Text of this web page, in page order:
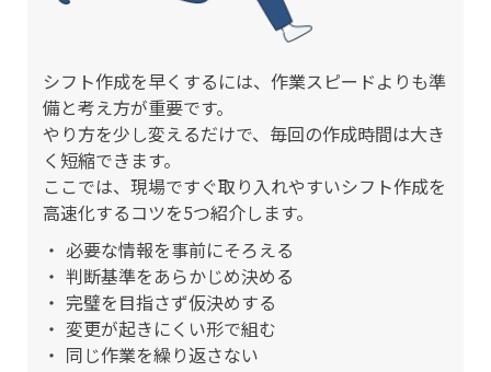
シフト作成を早くするには、作業スピードよりも準
備と考え方が重要です。
やり方を少し変えるだけで、毎回の作成時間は大き
く短縮できます。
ここでは、現場ですぐ取り入れやすいシフト作成を
高速化するコツを5つ紹介します。
必要な情報を事前にそろえる
判断基準をあらかじめ決める
完璧を目指さず仮決めする
変更が起きにくい形で組む
同じ作業を繰り返さない